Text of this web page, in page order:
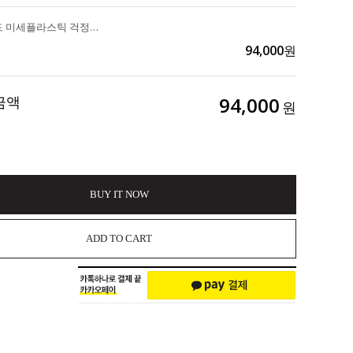
청정뉴질랜드 미세플라스틱 걱정 없는 안전한 프리미엄 소금 "뉴질랜드솔트 3종 선물세트" 102,000>>94,000
94,000원
액 94,000 원
BUY IT NOW
ADD TO CART